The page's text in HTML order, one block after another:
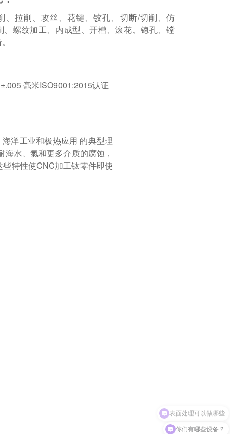
、拉削、攻丝、花键、铰孔、切断/切削、仿
、螺纹加工、内成型、开槽、滚花、锪孔、镗
毫米ISO9001:2015认证
洋工业和极热应用 的典型理
水、氯和更多介质的腐蚀，
特性使CNC加工钛零件即使
你们有哪些设备？